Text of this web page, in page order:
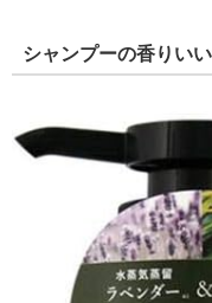
シャンプーの香りい